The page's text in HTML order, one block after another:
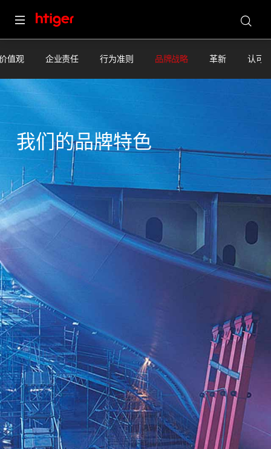
值观 企业责任 行为准则 品牌战略 革新 认可
我们的品牌特色